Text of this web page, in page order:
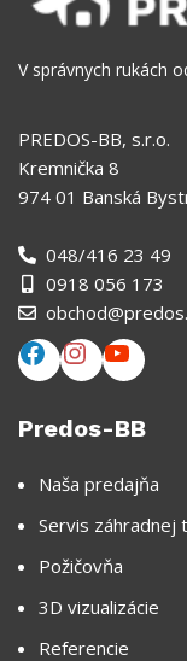
V správnych rukách
PREDOS-BB, s.r.o.
Kremnička 8
974 01 Banská
048/416 23 49
0918 056 173
Predos-BB
Naša predajňa
Servis záhradnej
Požičovňa
3D vizualizácie
Referencie